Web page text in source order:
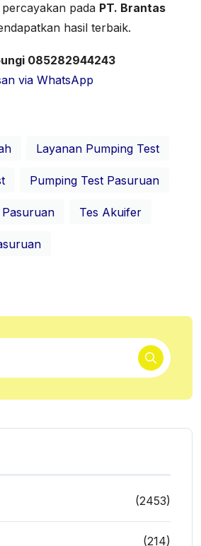
pada PT. Brantas
hasil terbaik.
085282944243
via WhatsApp
Layanan Pumping Test
Pumping Test Pasuruan
Tes Akuifer
(2453)
(214)